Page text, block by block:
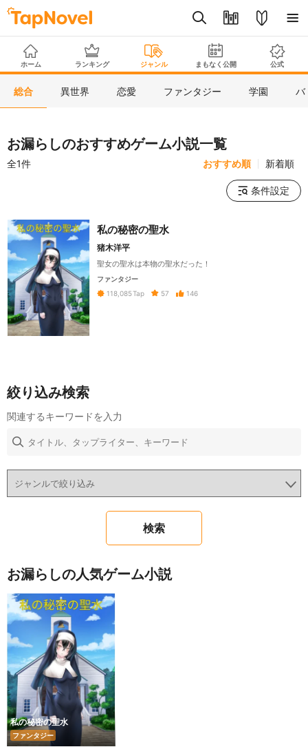
ホーム ランキング ジャンル まもなく公開 公式
総合 異世界 恋愛 ファンタジー 学園 バ
お漏らしのおすすめゲーム小説一覧
全1件 おすすめ順 新着順
条件設定
私の秘密の聖水
猪木洋平
聖女の聖水は本物の聖水だった！
ファンタジー
118,085Tap 57 146
絞り込み検索
関連するキーワードを入力
お漏らしの人気ゲーム小説
私の秘密の聖水
ファンタジー